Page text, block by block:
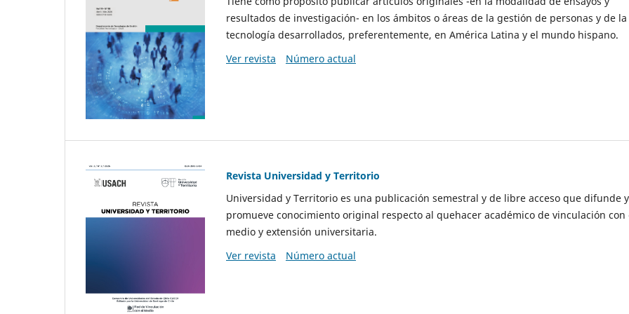
resultados de investigación- en los ámbitos o áreas de la gestión de personas y de la
tecnología desarrollados, preferentemente, en América Latina y el mundo hispano.
Ver revista
Número actual
Revista Universidad y Territorio
Universidad y Territorio es una publicación semestral y de libre acceso que difunde y
promueve conocimiento original respecto al quehacer académico de vinculación con
medio y extensión universitaria.
Ver revista
Número actual